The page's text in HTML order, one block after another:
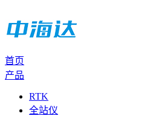
首页
产品
RTK
全站仪